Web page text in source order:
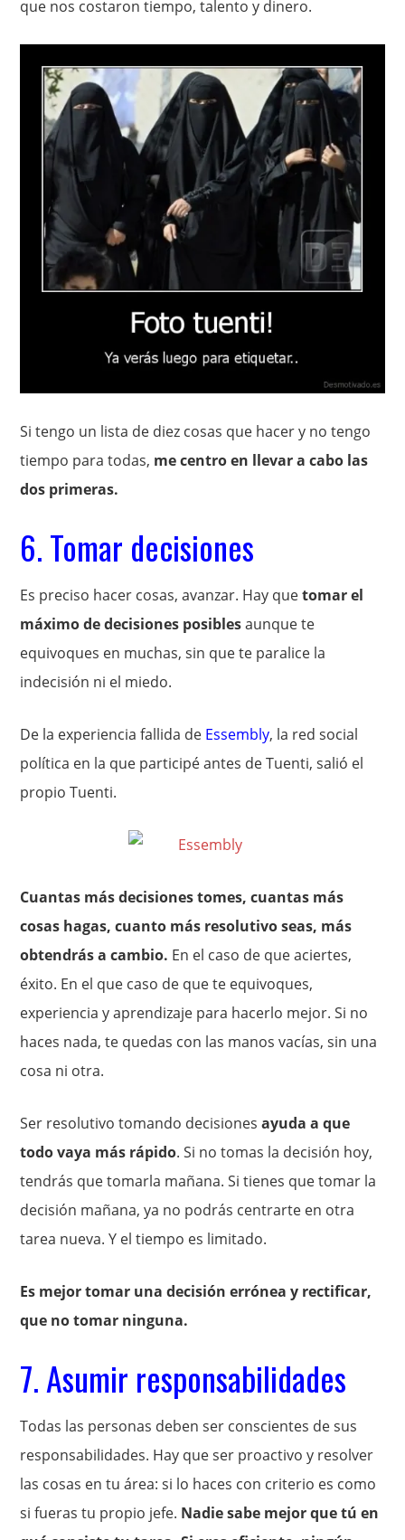
que nos costaron tiempo, talento y dinero.
Si tengo un lista de diez cosas que hacer y no tengo
tiempo para todas, me centro en llevar a cabo las
dos primeras.
6. Tomar decisiones
Es preciso hacer cosas, avanzar. Hay quetomar el
máximo de decisiones posiblesaunque te
equivoques en muchas, sin que te paralice la
indecisión ni el miedo.
De la experiencia fallida de Essembly, la red social
política en la que participé antes de Tuenti, salió el
propio Tuenti.
Cuantas más decisiones tomes, cuantas más
cosas hagas, cuanto más resolutivo seas, más
obtendrás a cambio. En el caso de que aciertes,
éxito. En el que caso de que te equivoques,
experiencia y aprendizaje para hacerlo mejor. Si no
haces nada, te quedas con las manos vacías, sin una
cosa ni otra.
Ser resolutivo tomando decisionesayuda a que
todo vaya más rápido. Si no tomas la decisión hoy,
tendrás que tomarla mañana. Si tienes que tomar la
decisión mañana, ya no podrás centrarte en otra
tarea nueva. Y el tiempo es limitado.
Es mejor tomar una decisión errónea y rectificar,
que no tomar ninguna.
7. Asumir responsabilidades
Todas las personas deben ser conscientes de sus
responsabilidades. Hay que ser proactivo y resolver
las cosas en tu área: si lo haces con criterio es como
si fueras tu propio jefe. Nadie sabe mejor que tú en